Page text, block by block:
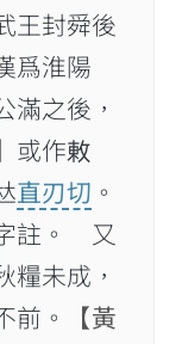
王封舜後
爲淮陽
之後，
或作𢽬
直刃切 。
註。 又
糧未成，
前。
【黃